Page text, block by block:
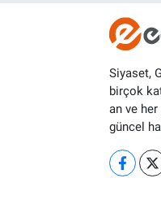
Siyaset,
birçok
an ve
güncel